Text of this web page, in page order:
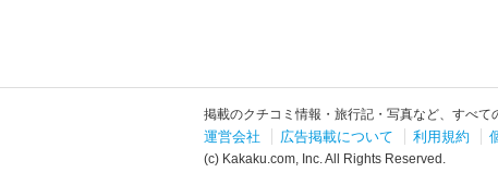
掲載のクチコミ情報・旅行記・写真など、すべて
運営会社 広告掲載について 利用規約
(c) Kakaku.com, Inc. All Rights Reserved.